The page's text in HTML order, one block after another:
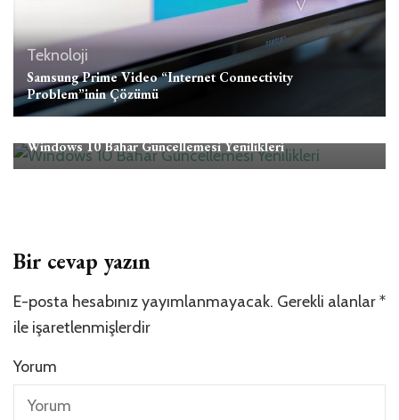
Teknoloji
Samsung Prime Video “Internet Connectivity
Problem”inin Çözümü
Windows 10 Bahar Güncellemesi Yenilikleri
Bir cevap yazın
E-posta hesabınız yayımlanmayacak. Gerekli alanlar*
ile işaretlenmişlerdir
Yorum